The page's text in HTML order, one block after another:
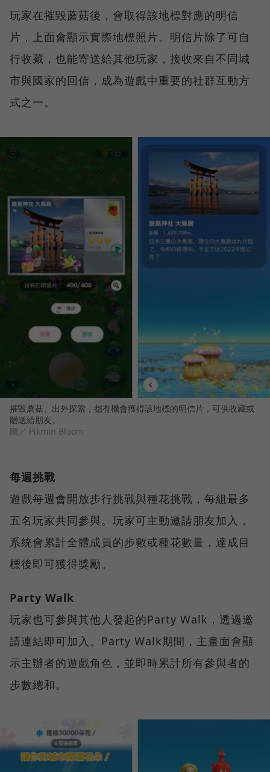
玩家在摧毀蘑菇後，會取得該地標對應的明信
片，上面會顯示實際地標照片。明信片除了可自
行收藏，也能寄送給其他玩家，接收來自不同城
市與國家的回信，成為遊戲中重要的社群互動方
式之一。
摧毀蘑菇、出外探索，都有機會獲得該地標的明信片，可供收藏或
贈送給朋友。
圖／ Pikmin Bloom
每週挑戰
遊戲每週會開放步行挑戰與種花挑戰，每組最多
五名玩家共同參與。玩家可主動邀請朋友加入，
系統會累計全體成員的步數或種花數量，達成目
標後即可獲得獎勵。
Party Walk
玩家也可參與其他人發起的Party Walk，透過邀
請連結即可加入。Party Walk期間，主畫面會顯
示主辦者的遊戲角色，並即時累計所有參與者的
步數總和。